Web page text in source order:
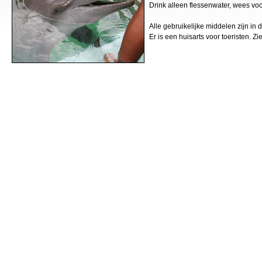
Drink alleen flessenwater, wees
Alle gebruikelijke middelen zijn in
Er is een huisarts voor toeristen.